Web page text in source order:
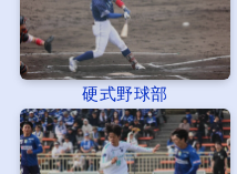
硬式野球部